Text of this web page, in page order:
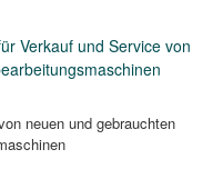
neuen und gebrauchten